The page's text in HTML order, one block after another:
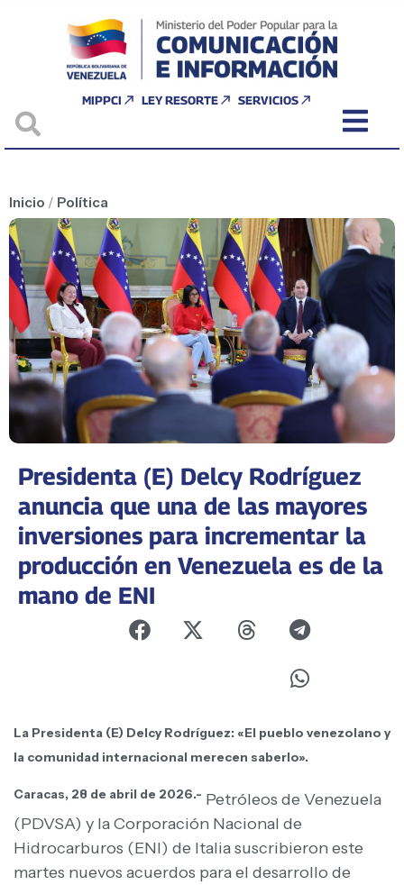
MIPPCI LEY RESORTE SERVICIOS
Inicio / Política
Presidenta (E) Delcy Rodríguez
anuncia que una de las mayores
inversiones para incrementar la
producción en Venezuela es de la
mano de ENI
La Presidenta (E) Delcy Rodríguez: «El pueblo venezolano y
la comunidad internacional merecen saberlo».
Caracas, 28 de abril de 2026.- Petróleos de Venezuela
(PDVSA) y la Corporación Nacional de
Hidrocarburos (ENI) de Italia suscribieron este
martes nuevos acuerdos para el desarrollo de